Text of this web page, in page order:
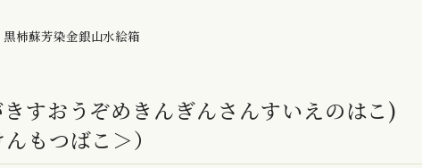
黒柿蘇芳染金銀山水絵箱
すおうぞめきんぎんさんすいえのはこ)
もつばこ＞）